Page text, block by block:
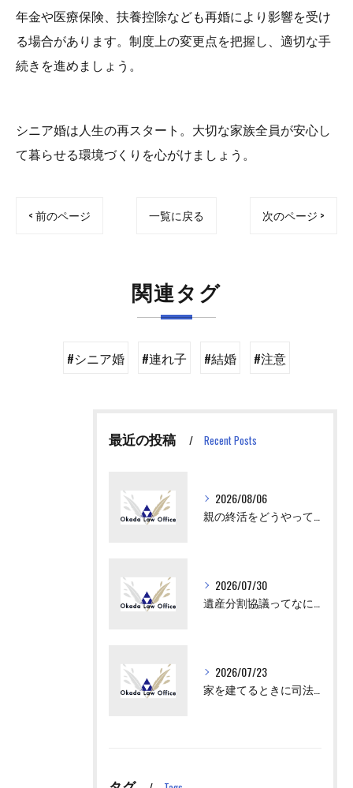
年金や医療保険、扶養控除なども再婚により影響を受け
る場合があります。制度上の変更点を把握し、適切な手
続きを進めましょう。
シニア婚は人生の再スタート。大切な家族全員が安心し
て暮らせる環境づくりを心がけましょう。
< 前のページ 一覧に戻る 次のページ >
関連タグ
#シニア婚 #連れ子 #結婚 #注意
最近の投稿 Recent Posts
2026/08/06
2026/07/30
2026/07/23